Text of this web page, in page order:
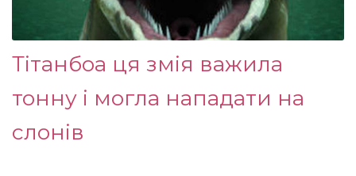
Тітанбоа ця змія важила
тонну і могла нападати на
слонів